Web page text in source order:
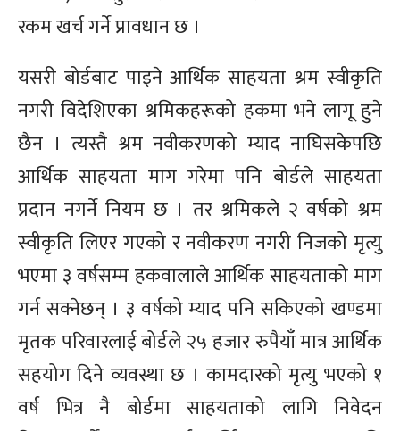
रकम खर्च गर्ने प्रावधान छ ।
यसरी बोर्डबाट पाइने आर्थिक साहयता श्रम स्वीकृति
नगरी विदेशिएका श्रमिकहरूको हकमा भने लागू हुने
छैन । त्यस्तै श्रम नवीकरणको म्याद नाघिसकेपछि
आर्थिक साहयता माग गरेमा पनि बोर्डले साहयता
प्रदान नगर्ने नियम छ । तर श्रमिकले २ वर्षको श्रम
स्वीकृति लिएर गएको र नवीकरण नगरी निजको मृत्यु
भएमा ३ वर्षसम्म हकवालाले आर्थिक साहयताको माग
गर्न सक्नेछन् । ३ वर्षको म्याद पनि सकिएको खण्डमा
मृतक परिवारलाई बोर्डले २५ हजार रुपैयाँ मात्र आर्थिक
सहयोग दिने व्यवस्था छ । कामदारको मृत्यु भएको १
वर्ष भित्र नै बोर्डमा साहयताको लागि निवेदन